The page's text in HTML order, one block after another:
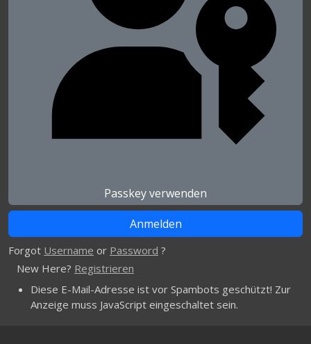
Passkey verwenden
Forgot Username or Password ?
New Here? Registrieren
Diese E-Mail-Adresse ist vor Spambots geschützt! Zur
Anzeige muss JavaScript eingeschaltet sein.